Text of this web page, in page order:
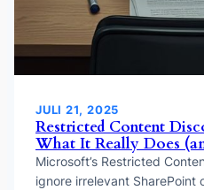
JULI 21, 2025
Restricted Content
What It Really Does
Microsoft’s Restricted
ignore irrelevant SharePoint